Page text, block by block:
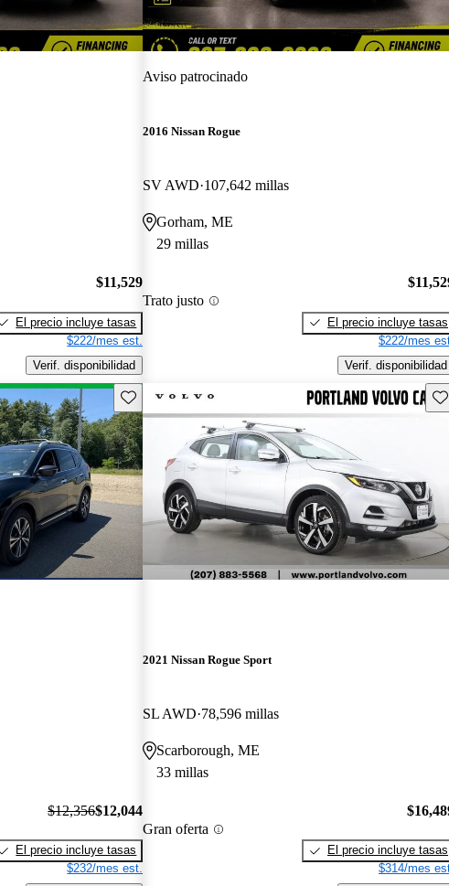
$11,529
El precio incluye tasas
$222/mes est.
Verif. disponibilidad
¡Nuevo!
Aviso patrocinado
2016 Nissan Rogue
SV AWD 107,642 millas
Gorham, ME
29 millas
Trato justo
El precio incluye tasas
$222/mes
Verif. disponibilidad
Guarda este Aviso
$12,356$12,044
El precio incluye tasas
$232/mes est.
2021 Nissan Rogue Sport
SL AWD 78,596 millas
Scarborough, ME
33 millas
Gran oferta
El precio incluye tasas
$314/mes